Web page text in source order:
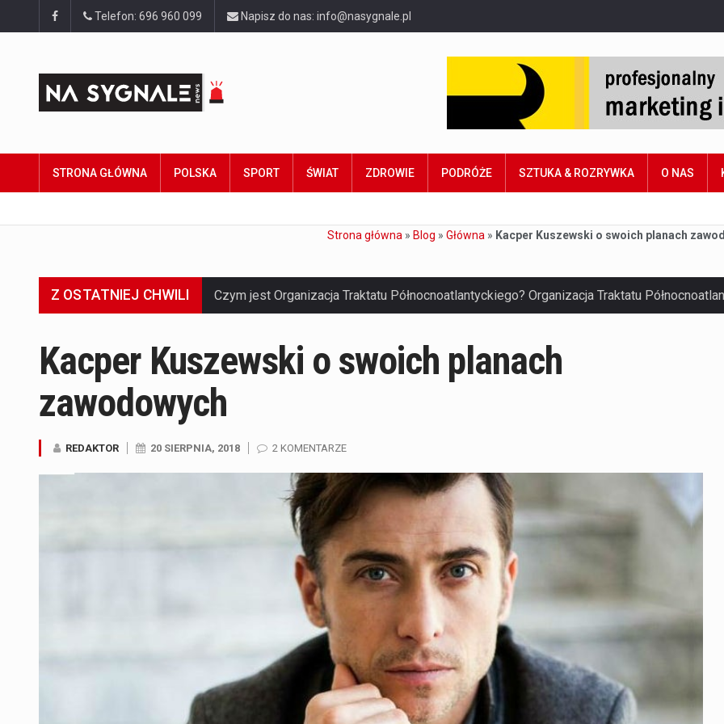
Telefon: 696 960 099 Napisz do nas: info@nasygnale.pl
STRONA GŁÓWNA POLSKA SPORT ŚWIAT ZDROWIE PODRÓŻE SZTUKA & ROZRYWKA O NAS
Strona główna » Blog » Główna » Kacper Kuszewski o swoich planach
Z OSTATNIEJ CHWILI
Kacper Kuszewski o swoich planach
zawodowych
REDAKTOR 20 SIERPNIA, 2018 2 KOMENTARZE